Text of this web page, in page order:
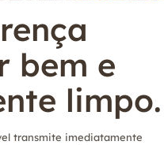
bem e
limpo.
transmite imediatamente